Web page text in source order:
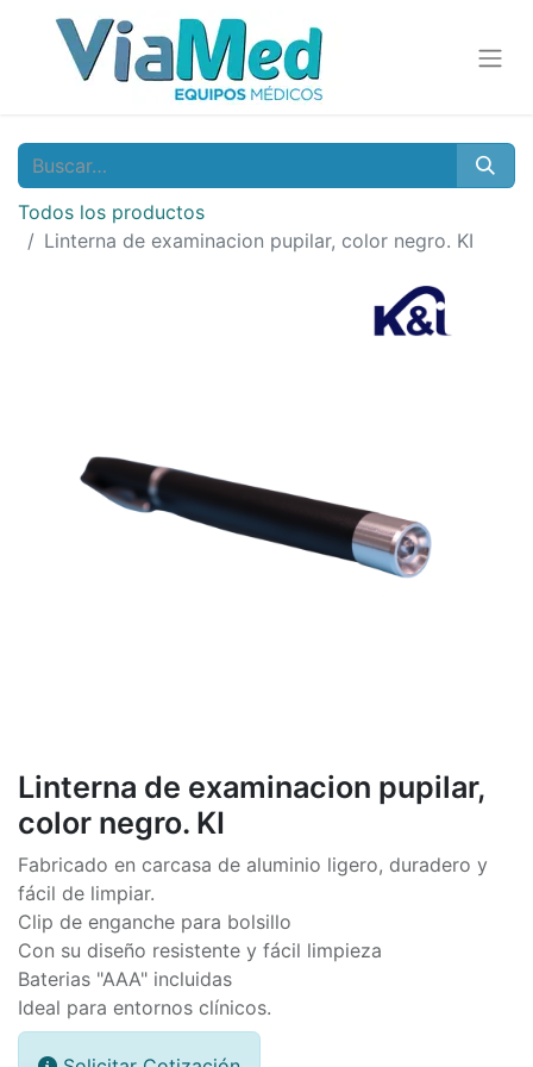
Todos los productos
Linterna de examinacion pupilar, color negro. KI
Linterna de examinacion pupilar,
color negro. KI
Fabricado en carcasa de aluminio ligero, duradero y
fácil de limpiar.
Clip de enganche para bolsillo
Con su diseño resistente y fácil limpieza
Baterias "AAA" incluidas
Ideal para entornos clínicos.